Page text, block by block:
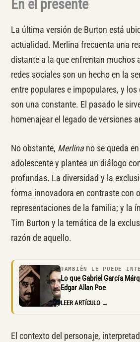
En el presente
La última versión de Burton está
actualidad. Merlina frecuenta una
distante a la que enfrentan muchos
redes sociales son un hecho en la
entre populares e impopulares, y
son una constante. El pasado le
homenajear el legado de versiones
No obstante, Merlinano se queda
adolescente y plantea un diálogo
profundas. La diversidad y la
forma innovadora en contraste con
representaciones de la familia; y la
Tim Burton y la temática de la
razón de aquello.
TAMBIÉN LE PUEDE
Lo que Gabriel García
Edgar Allan Poe
LEER ARTÍCULO →
El contexto del personaje,